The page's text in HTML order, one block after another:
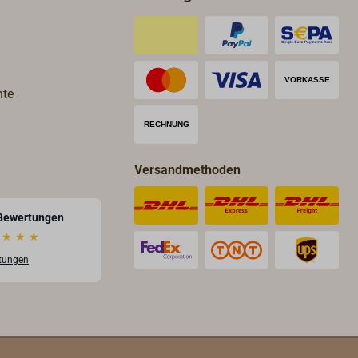
★ ★ ★
Versandmethoden